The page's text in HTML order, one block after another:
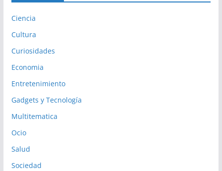
Ciencia
Cultura
Curiosidades
Economia
Entretenimiento
Gadgets y Tecnología
Multitematica
Ocio
Salud
Sociedad